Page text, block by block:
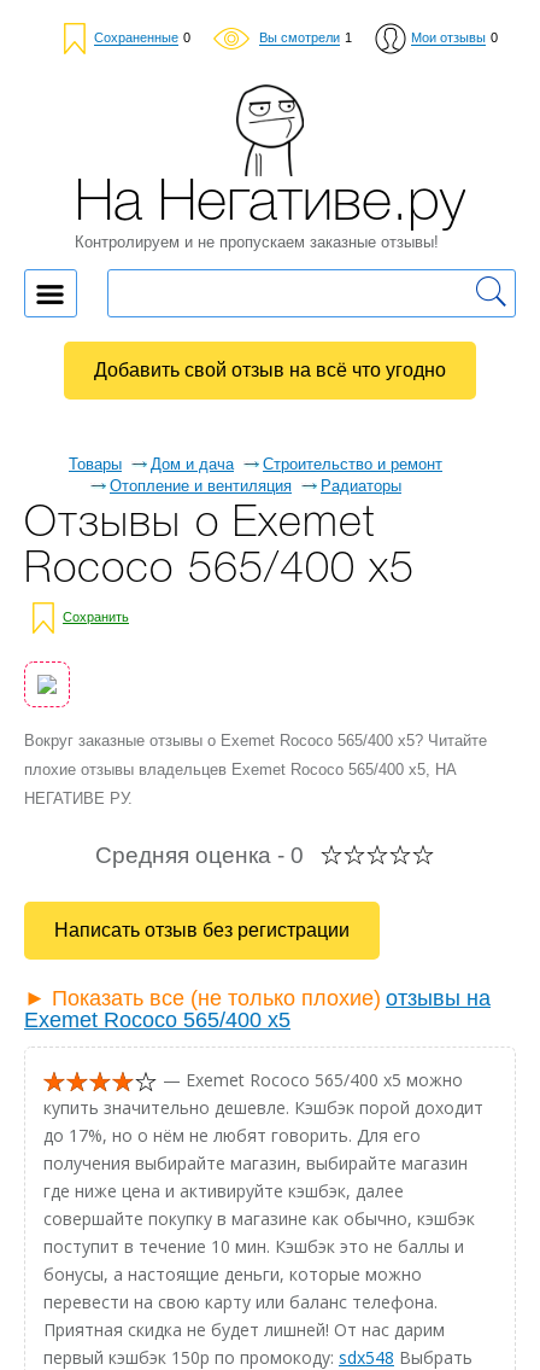
Сохраненные 0 Вы смотрели 1 Мои отзывы 0
Товары Дом и дача
Строительство и ремонт
Отопление и вентиляция
Радиаторы
Отзывы о Exemet
Rococo 565/400 x5
Сохранить
Вокруг заказные отзывы о Exemet Rococo 565/400 x5? Читайте
плохие отзывы владельцев Exemet Rococo 565/400 x5, НА
НЕГАТИВЕ РУ.
Средняя оценка - 0
Написать отзыв без регистрации
► Показать все (не только плохие) отзывы на
Exemet Rococo 565/400 x5
— Exemet Rococo 565/400 x5 можно
купить значительно дешевле. Кэшбэк порой доходит
до 17%, но о нём не любят говорить. Для его
получения выбирайте магазин, выбирайте магазин
где ниже цена и активируйте кэшбэк, далее
совершайте покупку в магазине как обычно, кэшбэк
поступит в течение 10 мин. Кэшбэк это не баллы и
бонусы, а настоящие деньги, которые можно
перевести на свою карту или баланс телефона.
Приятная скидка не будет лишней! От нас дарим
первый кэшбэк 150р по промокоду: sdx548 Выбрать
На Негативе.ру
Контролируем и не пропускаем заказные отзывы!
Добавить свой отзыв на всё что угодно